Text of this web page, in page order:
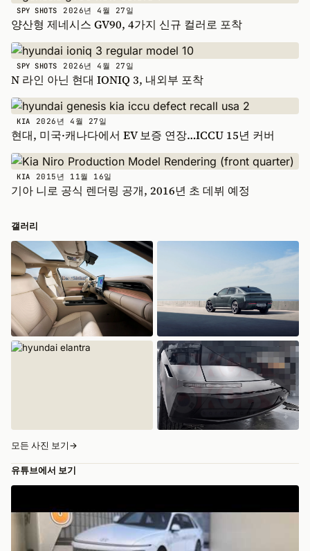
SPY SHOTS 2026년 4월 27일
양산형 제네시스 GV90, 4가지 신규 컬러로 포착
SPY SHOTS 2026년 4월 27일
N 라인 아닌 현대 IONIQ 3, 내외부 포착
KIA 2026년 4월 27일
현대, 미국·캐나다에서 EV 보증 연장…ICCU 15년 커버
KIA 2015년 11월 16일
기아 니로 공식 렌더링 공개, 2016년 초 데뷔 예정
갤러리
모든 사진 보기 →
유튜브에서 보기